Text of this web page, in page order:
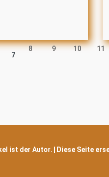
7
8 9 10 11
ist der Autor. | Diese Seite